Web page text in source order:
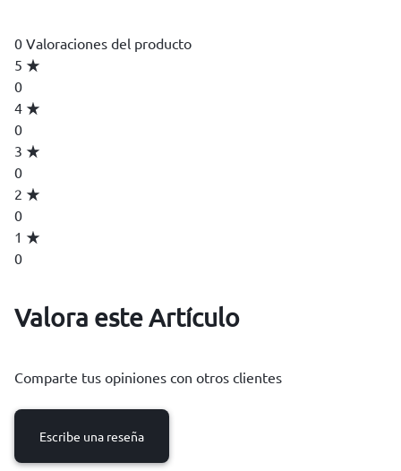
0 Valoraciones del producto
5
0
4
0
3
0
2
0
1
0
Valora este Artículo
Comparte tus opiniones con otros clientes
Escribe una reseña